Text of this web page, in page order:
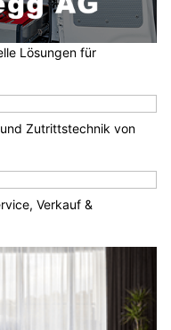
Lösungen für
Zutrittstechnik von
Verkauf &